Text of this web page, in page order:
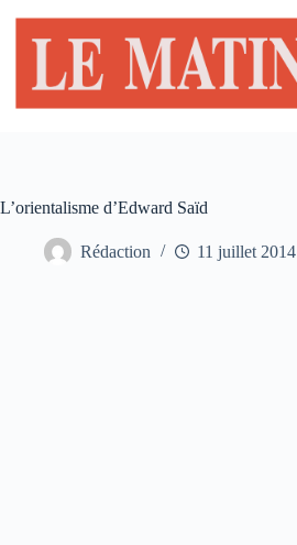
contenu
L’orientalisme d’Edward Saïd
Rédaction 11 juillet 2014